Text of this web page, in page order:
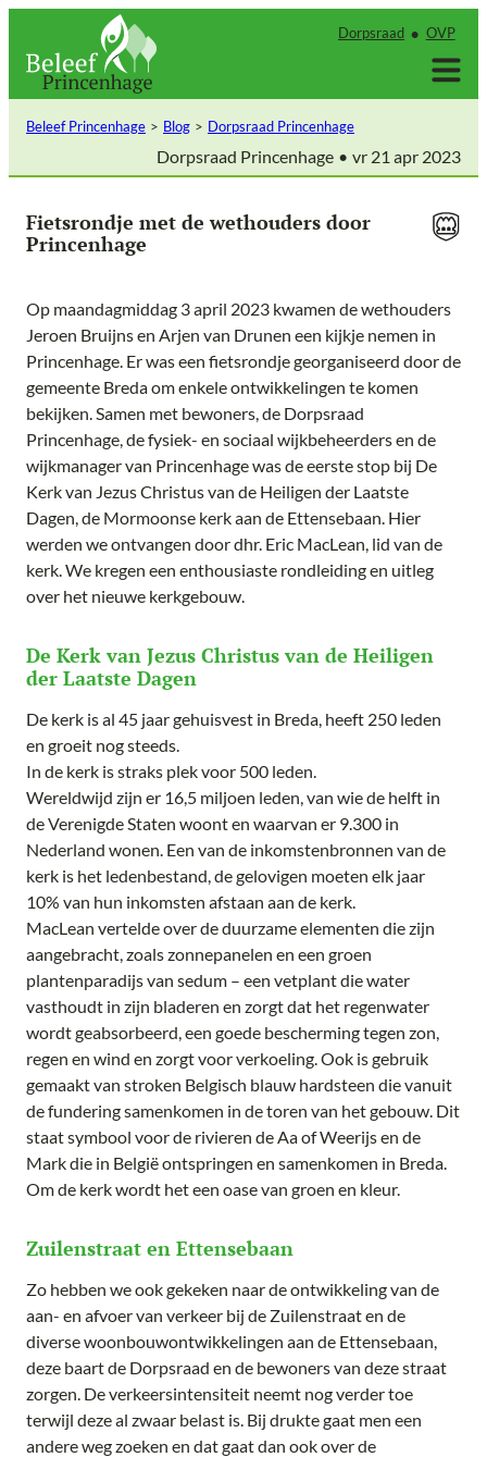
inhoud
Dorpsraad OVP
Beleef Princenhage Blog Dorpsraad Princenhage
Dorpsraad Princenhage vr 21 apr 2023
Fietsrondje met de wethouders door
Princenhage
Op maandagmiddag 3 april 2023 kwamen de wethouders
Jeroen Bruijns en Arjen van Drunen een kijkje nemen in
Princenhage. Er was een fietsrondje georganiseerd door de
gemeente Breda om enkele ontwikkelingen te komen
bekijken. Samen met bewoners, de Dorpsraad
Princenhage, de fysiek- en sociaal wijkbeheerders en de
wijkmanager van Princenhage was de eerste stop bij De
Kerk van Jezus Christus van de Heiligen der Laatste
Dagen, de Mormoonse kerk aan de Ettensebaan. Hier
werden we ontvangen door dhr. Eric MacLean, lid van de
kerk. We kregen een enthousiaste rondleiding en uitleg
over het nieuwe kerkgebouw.
De Kerk van Jezus Christus van de Heiligen
der Laatste Dagen
De kerk is al 45 jaar gehuisvest in Breda, heeft 250 leden
en groeit nog steeds.
In de kerk is straks plek voor 500 leden.
Wereldwijd zijn er 16,5 miljoen leden, van wie de helft in
de Verenigde Staten woont en waarvan er 9.300 in
Nederland wonen. Een van de inkomstenbronnen van de
kerk is het ledenbestand, de gelovigen moeten elk jaar
10% van hun inkomsten afstaan aan de kerk.
MacLean vertelde over de duurzame elementen die zijn
aangebracht, zoals zonnepanelen en een groen
plantenparadijs van sedum – een vetplant die water
vasthoudt in zijn bladeren en zorgt dat het regenwater
wordt geabsorbeerd, een goede bescherming tegen zon,
regen en wind en zorgt voor verkoeling. Ook is gebruik
gemaakt van stroken Belgisch blauw hardsteen die vanuit
de fundering samenkomen in de toren van het gebouw. Dit
staat symbool voor de rivieren de Aa of Weerijs en de
Mark die in België ontspringen en samenkomen in Breda.
Om de kerk wordt het een oase van groen en kleur.
Zuilenstraat en Ettensebaan
Zo hebben we ook gekeken naar de ontwikkeling van de
aan- en afvoer van verkeer bij de Zuilenstraat en de
diverse woonbouwontwikkelingen aan de Ettensebaan,
deze baart de Dorpsraad en de bewoners van deze straat
zorgen. De verkeersintensiteit neemt nog verder toe
terwijl deze al zwaar belast is. Bij drukte gaat men een
andere weg zoeken en dat gaat dan ook over de